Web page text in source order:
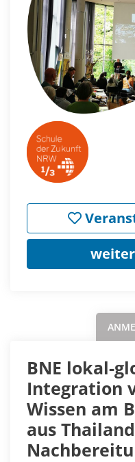
BNE lokal-
Integration
Wissen am
aus